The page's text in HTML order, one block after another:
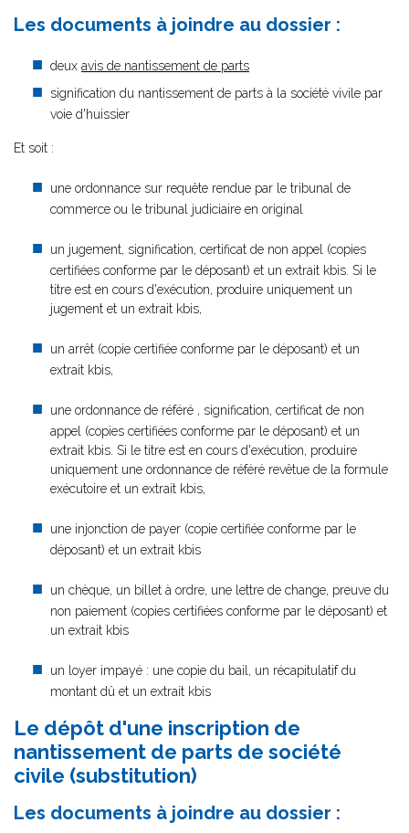
Les documents à joindre au dossier :
deux avis de nantissement de parts
signification du nantissement de parts à la société vivile par
voie d'huissier
Et soit :
une ordonnance sur requête rendue par le tribunal de
commerce ou le tribunal judiciaire en original
un jugement, signification, certificat de non appel (copies
certifiées conforme par le déposant) et un extrait kbis. Si le
titre est en cours d'exécution, produire uniquement un
jugement et un extrait kbis,
un arrêt (copie certifiée conforme par le déposant) et un
extrait kbis,
une ordonnance de référé , signification, certificat de non
appel (copies certifiées conforme par le déposant) et un
extrait kbis. Si le titre est en cours d'exécution, produire
uniquement une ordonnance de référé revêtue de la formule
exécutoire et un extrait kbis,
une injonction de payer (copie certifiée conforme par le
déposant) et un extrait kbis
un chèque, un billet à ordre, une lettre de change, preuve du
non paiement (copies certifiées conforme par le déposant) et
un extrait kbis
un loyer impayé : une copie du bail, un récapitulatif du
montant dû et un extrait kbis
Le dépôt d'une inscription de
nantissement de parts de société
civile (substitution)
Les documents à joindre au dossier :